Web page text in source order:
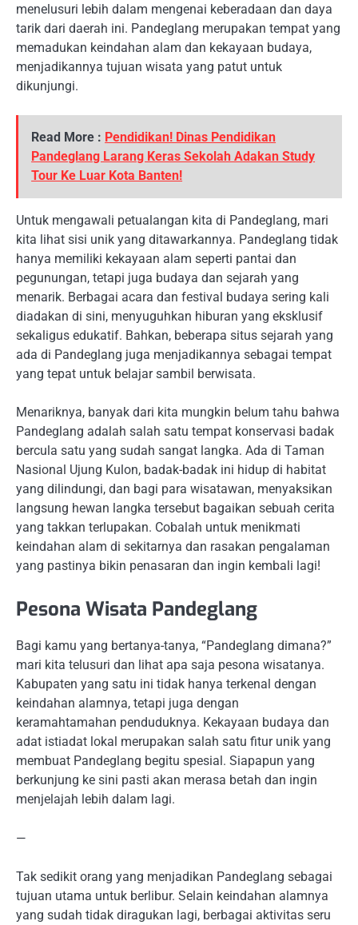
menelusuri lebih dalam mengenai keberadaan dan daya
tarik dari daerah ini. Pandeglang merupakan tempat yang
memadukan keindahan alam dan kekayaan budaya,
menjadikannya tujuan wisata yang patut untuk
dikunjungi.
Read More : Pendidikan! Dinas Pendidikan
Pandeglang Larang Keras Sekolah Adakan Study
Tour Ke Luar Kota Banten!
Untuk mengawali petualangan kita di Pandeglang, mari
kita lihat sisi unik yang ditawarkannya. Pandeglang tidak
hanya memiliki kekayaan alam seperti pantai dan
pegunungan, tetapi juga budaya dan sejarah yang
menarik. Berbagai acara dan festival budaya sering kali
diadakan di sini, menyuguhkan hiburan yang eksklusif
sekaligus edukatif. Bahkan, beberapa situs sejarah yang
ada di Pandeglang juga menjadikannya sebagai tempat
yang tepat untuk belajar sambil berwisata.
Menariknya, banyak dari kita mungkin belum tahu bahwa
Pandeglang adalah salah satu tempat konservasi badak
bercula satu yang sudah sangat langka. Ada di Taman
Nasional Ujung Kulon, badak-badak ini hidup di habitat
yang dilindungi, dan bagi para wisatawan, menyaksikan
langsung hewan langka tersebut bagaikan sebuah cerita
yang takkan terlupakan. Cobalah untuk menikmati
keindahan alam di sekitarnya dan rasakan pengalaman
yang pastinya bikin penasaran dan ingin kembali lagi!
Pesona Wisata Pandeglang
Bagi kamu yang bertanya-tanya, “Pandeglang dimana?”
mari kita telusuri dan lihat apa saja pesona wisatanya.
Kabupaten yang satu ini tidak hanya terkenal dengan
keindahan alamnya, tetapi juga dengan
keramahtamahan penduduknya. Kekayaan budaya dan
adat istiadat lokal merupakan salah satu fitur unik yang
membuat Pandeglang begitu spesial. Siapapun yang
berkunjung ke sini pasti akan merasa betah dan ingin
menjelajah lebih dalam lagi.
—
Tak sedikit orang yang menjadikan Pandeglang sebagai
tujuan utama untuk berlibur. Selain keindahan alamnya
yang sudah tidak diragukan lagi, berbagai aktivitas seru